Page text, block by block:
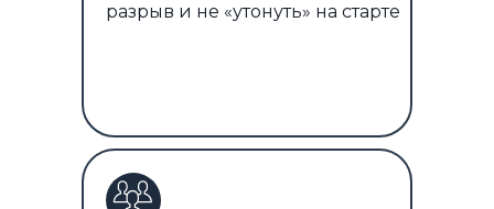
разрыв и не «утонуть» на старте